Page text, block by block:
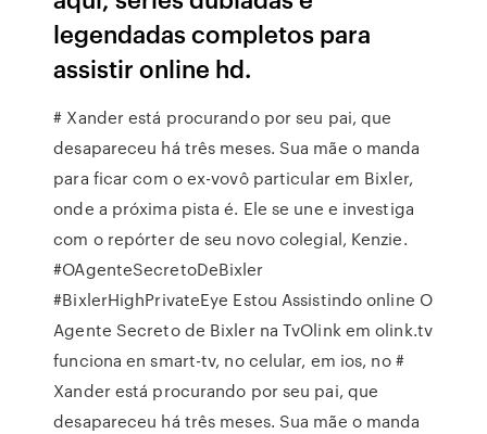
legendadas completos para
assistir online hd.
# Xander está procurando por seu pai, que
desapareceu há três meses. Sua mãe o manda
para ficar com o ex-vovô particular em Bixler,
onde a próxima pista é. Ele se une e investiga
com o repórter de seu novo colegial, Kenzie.
#OAgenteSecretoDeBixler
#BixlerHighPrivateEye Estou Assistindo online O
Agente Secreto de Bixler na TvOlink em olink.tv
funciona en smart-tv, no celular, em ios, no #
Xander está procurando por seu pai, que
desapareceu há três meses. Sua mãe o manda